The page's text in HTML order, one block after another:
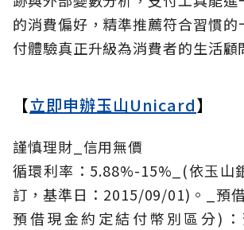
的消費偏好，精準推薦符合習慣的
付體驗真正升級為消費者的生活顧
【立即申辦玉山Unicard】
謹慎理財_信用無價
循環利率：5.88%-15%_(依玉山
訂，基準日：2015/09/01)。_預
預借現金約定結付幣別區分)